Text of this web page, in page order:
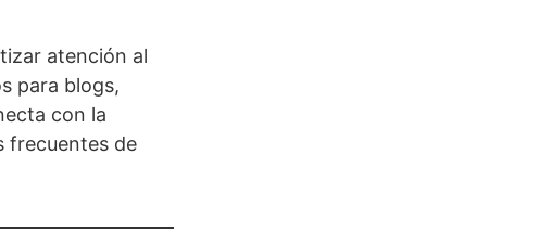
atención al
para blogs,
con la
frecuentes de